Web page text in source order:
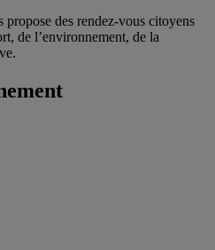
des rendez-vous citoyens
de l’environnement, de la